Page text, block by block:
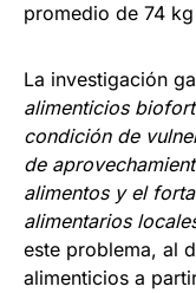
promedio de 74
La investigación
alimenticios
condición de
de
alimentos y el
alimentarios
este problema, al
alimenticios a